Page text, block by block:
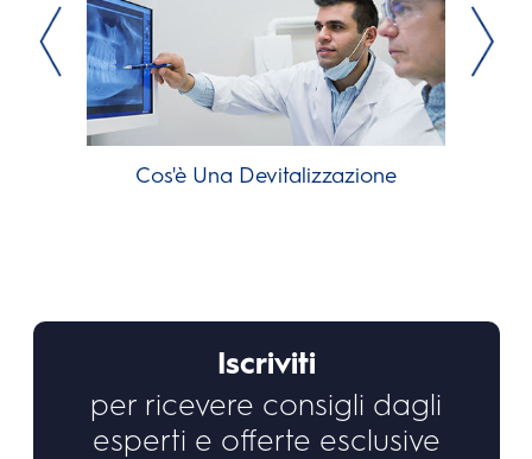
Cos'è Una Devitalizzazione
Iscriviti
per ricevere consigli dagli
esperti e offerte esclusive